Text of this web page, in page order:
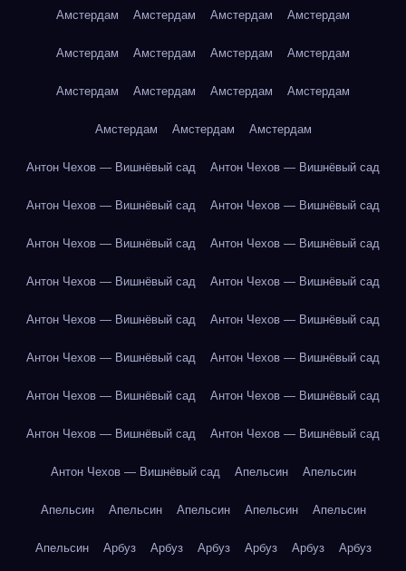
Амстердам Амстердам Амстердам Амстердам
Амстердам Амстердам Амстердам Амстердам
Амстердам Амстердам Амстердам Амстердам
Амстердам Амстердам Амстердам
Антон Чехов — Вишнёвый сад Антон Чехов — Вишнёвый сад
Антон Чехов — Вишнёвый сад Антон Чехов — Вишнёвый сад
Антон Чехов — Вишнёвый сад Антон Чехов — Вишнёвый сад
Антон Чехов — Вишнёвый сад Антон Чехов — Вишнёвый сад
Антон Чехов — Вишнёвый сад Антон Чехов — Вишнёвый сад
Антон Чехов — Вишнёвый сад Антон Чехов — Вишнёвый сад
Антон Чехов — Вишнёвый сад Антон Чехов — Вишнёвый сад
Антон Чехов — Вишнёвый сад Антон Чехов — Вишнёвый сад
Антон Чехов — Вишнёвый сад Апельсин Апельсин
Апельсин Апельсин Апельсин Апельсин Апельсин
Апельсин Арбуз Арбуз Арбуз Арбуз Арбуз Арбуз